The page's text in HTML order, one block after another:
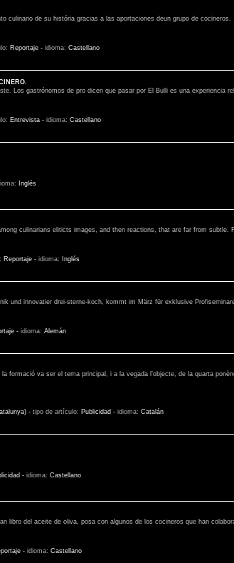
culinario de su história gracias a las aportaciones deun grupo de cocineros.
Reportaje - idioma: Castellano
Los gastrónomos de pro dicen que pasar por El Bulli es una experiencia
Entrevista - idioma: Castellano
Inglés
culinarians eliticts images, and then reactions, that are far from subtle.
Reportaje - idioma:
Inglés
und innovatier drei-sterne-koch, kommt im März für exklusive
- idioma: Alemán
la formació va ser el tema principal, i a la vegada l’objecte, de la quarta
- tipo de artículo: Publicidad - idioma: Catalán
- idioma: Castellano
libro del aceite de oliva, posa con algunos de los cocineros que han
- idioma: Castellano